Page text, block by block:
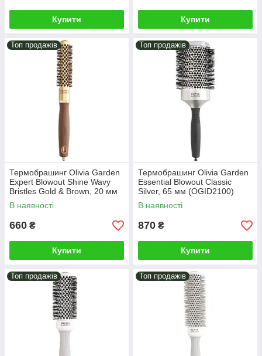
Купити Купити
Топ продажів
Термобрашинг Olivia Garden
Expert Blowout Shine Wavy
Bristles Gold & Brown, 20 мм
(ID2047)
В наявності
660 ₴
Купити
Топ продажів
Термобрашинг Olivia Garden
Essential Blowout Classic
Silver, 65 мм (OGID2100)
В наявності
870 ₴
Купити
Топ продажів Топ продажів